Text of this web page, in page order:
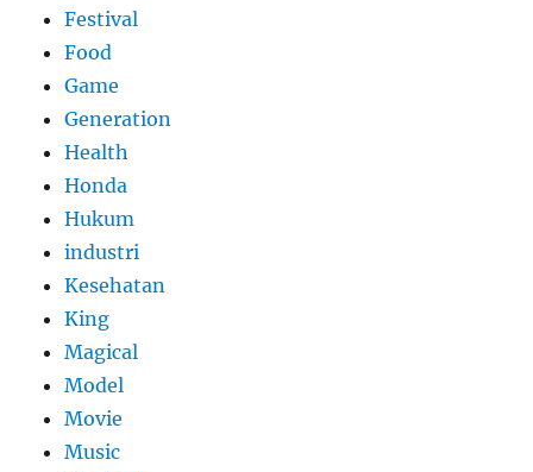
Festival
Food
Game
Generation
Health
Honda
Hukum
industri
Kesehatan
King
Magical
Model
Movie
Music